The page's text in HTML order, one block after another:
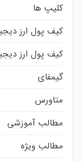
کلیپ ها
کیف پول ارز
کیف پول ارز
گیمفای
متاورس
مطالب آموزشی
مطالب ویژه